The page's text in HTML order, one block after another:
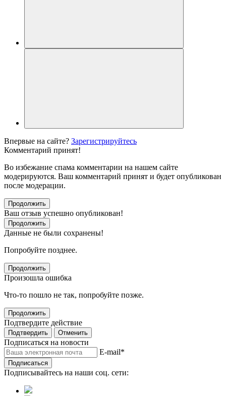
Впервые на сайте? Зарегистрируйтесь
Комментарий принят!
Во избежание спама комментарии на нашем сайте
модерируются. Ваш комментарий принят и будет опубликован
после модерации.
Продолжить
Ваш отзыв успешно опубликован!
Продолжить
Данные не были сохранены!
Попробуйте позднее.
Продолжить
Произошла ошибка
Что-то пошло не так, попробуйте позже.
Продолжить
Подтвердите действие
Подтвердить Отменить
Подписаться на новости
E-mail*
Подписаться
Подписывайтесь на наши соц. сети: